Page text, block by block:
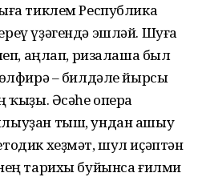
тиклем Республика
үҙәгендә эшләй. Шуға
аңлап, ризалаша был
– билдәле йырсы
ҡыҙы. Әсәһе опера
тыш, ундан ашыу
хеҙмәт, шул иҫәптән
тарихы буйынса ғилми